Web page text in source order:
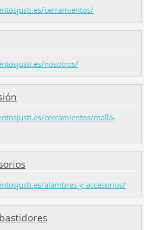
cerramientos/
nosotros/
cerramientos/malla-
alambres-y-accesorios/